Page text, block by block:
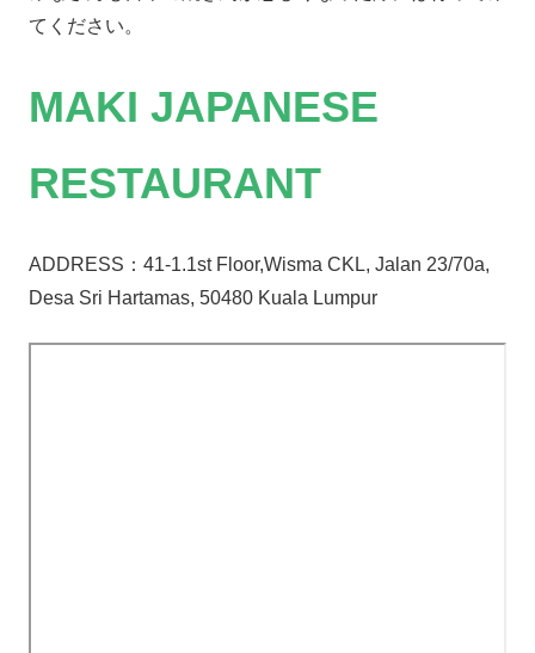
てください。
MAKI JAPANESE
RESTAURANT
ADDRESS：41-1.1st Floor,Wisma CKL, Jalan 23/70a,
Desa Sri Hartamas, 50480 Kuala Lumpur